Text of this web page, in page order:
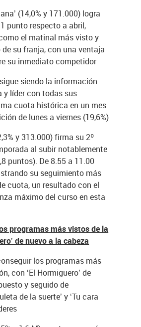
(14,0% y 171.000) logra
punto respecto a abril,
el matinal más visto y
su franja, con una ventaja
su inmediato competidor
siendo la información
y líder con todas sus
cuota histórica en un mes
de lunes a viernes (19,6%)
y 313.000) firma su 2º
al subir notablemente
puntos). De 8.55 a 11.00
su seguimiento más
cuota, un resultado con el
máximo del curso en esta
programas más vistos de la
de nuevo a la cabeza
los programas más
con ‘El Hormiguero’ de
y seguido de
de la suerte’ y ‘Tu cara